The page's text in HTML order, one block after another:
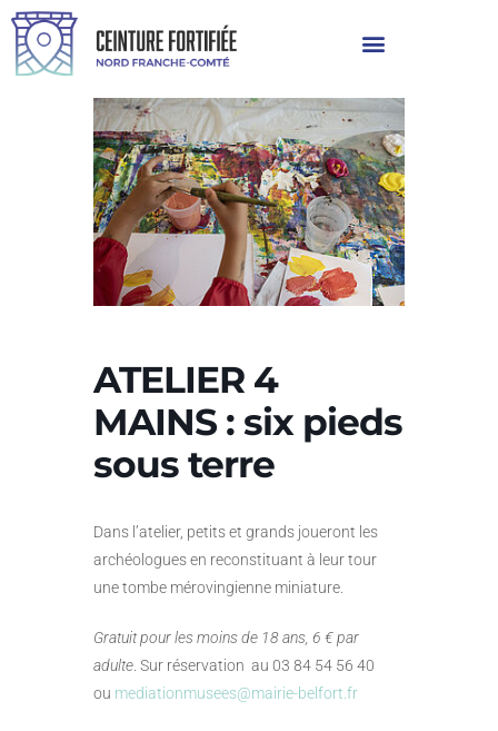
ATELIER 4
MAINS : six pieds
sous terre
Dans l’atelier, petits et grands joueront les
archéologues en reconstituant à leur tour
une tombe mérovingienne miniature.
Gratuit pour les moins de 18 ans, 6 € par
adulte . Sur réservation au 03 84 54 56 40
ou mediationmusees@mairie-belfort.fr